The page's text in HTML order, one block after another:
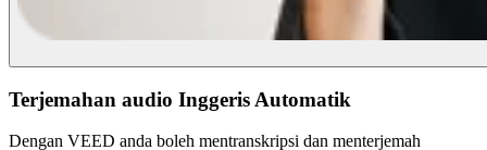
Terjemahan audio Inggeris Automatik
Dengan VEED anda boleh mentranskripsi dan menterjemah